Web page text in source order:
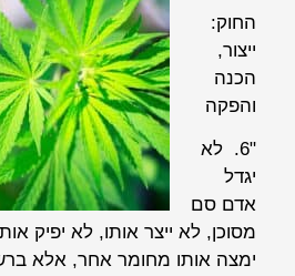
החוק:
ייצור,
הכנה
והפקה
"6. לא
יגדל
אדם סם
מסוכן, לא ייצר אותו, לא יפיק
ימצה אותו מחומר אחר, אלא